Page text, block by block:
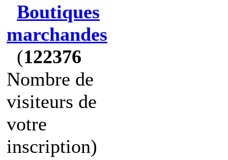
Boutiques
marchandes
(122376
Nombre de
visiteurs de
votre
inscription)